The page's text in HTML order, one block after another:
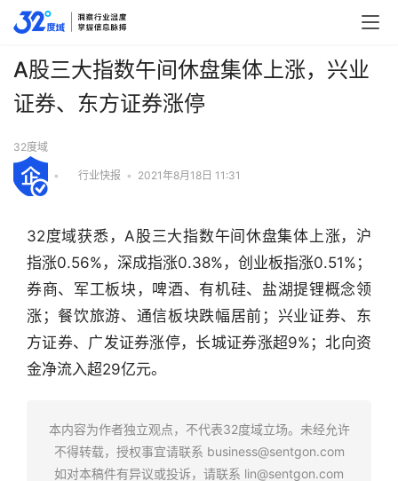
行
业
A股三大指数午间休盘集体上涨，兴业
证券、东方证券涨停
32度域
• 行业快报 • 2021年8月18日 11:31
32度域获悉，A股三大指数午间休盘集体上涨，沪
指涨0.56%，深成指涨0.38%，创业板指涨0.51%；
券商、军工板块，啤酒、有机硅、盐湖提锂概念领
涨；餐饮旅游、通信板块跌幅居前；兴业证券、东
方证券、广发证券涨停，长城证券涨超9%；北向资
金净流入超29亿元。
本内容为作者独立观点，不代表32度域立场。未经允许
不得转载，授权事宜请联系 business@sentgon.com
如对本稿件有异议或投诉，请联系 lin@sentgon.com